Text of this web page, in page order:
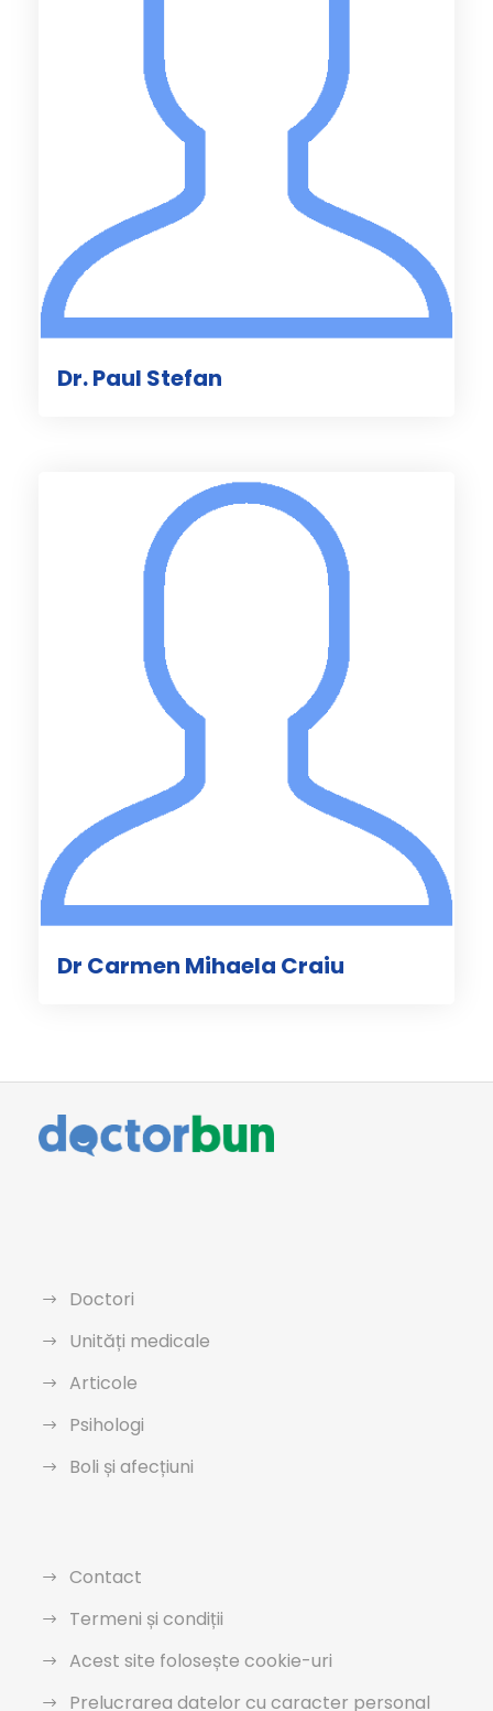
Dr. Paul Stefan
Dr Carmen Mihaela Craiu
Doctori
Unități medicale
Articole
Psihologi
Boli și afecțiuni
Contact
Termeni și condiții
Acest site folosește cookie-uri
Prelucrarea datelor cu caracter personal